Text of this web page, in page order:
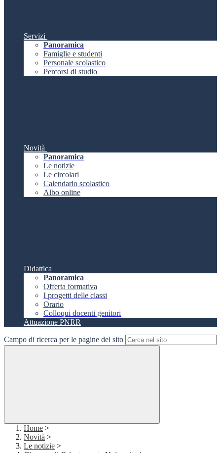
Servizi
Panoramica
Famiglie e studenti
Personale scolastico
Percorsi di studio
Novità
Panoramica
Le notizie
Le circolari
Calendario scolastico
Albo online
Didattica
Panoramica
Offerta formativa
I progetti delle classi
Orario
Colloqui docenti genitori
Attuazione PNRR
Campo di ricerca per le pagine del sito
Home >
Novità >
Le notizie >